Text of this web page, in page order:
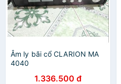
Âm ly bãi cổ CLARION MA
4040
1.336.500 đ